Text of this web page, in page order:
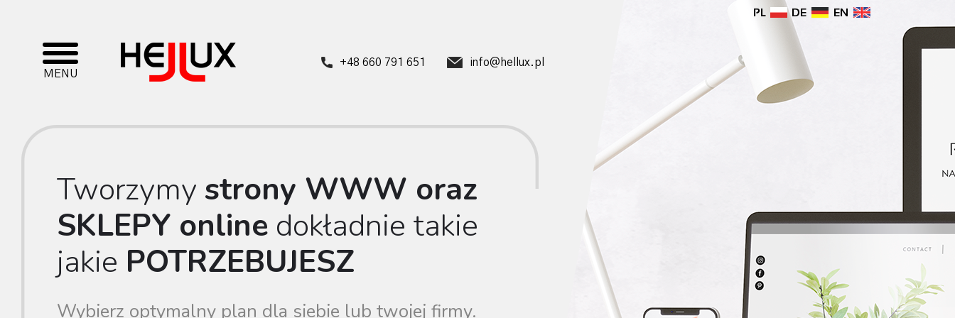
MENU
+48 660 791 651 info@hellux.pl
PL DE EN
Tworzymy strony WWW oraz
SKLEPY online dokładnie takie
jakie POTRZEBUJESZ
Wybierz optymalny plan dla siebie lub twojej firmy.